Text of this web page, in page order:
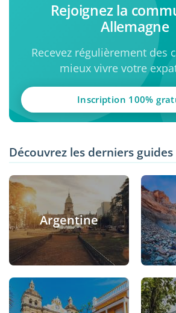
Rejoignez la
Allemagne
Recevez régulièrement des
mieux vivre votre
Inscription 100%
Découvrez les derniers guides
Argentine